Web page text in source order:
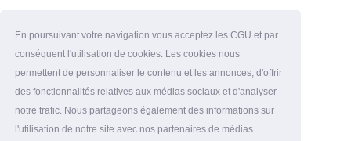
En poursuivant votre navigation vous acceptez les CGU et par
conséquent l'utilisation de cookies. Les cookies nous
permettent de personnaliser le contenu et les annonces, d'offrir
des fonctionnalités relatives aux médias sociaux et d'analyser
notre trafic. Nous partageons également des informations sur
l'utilisation de notre site avec nos partenaires de médias